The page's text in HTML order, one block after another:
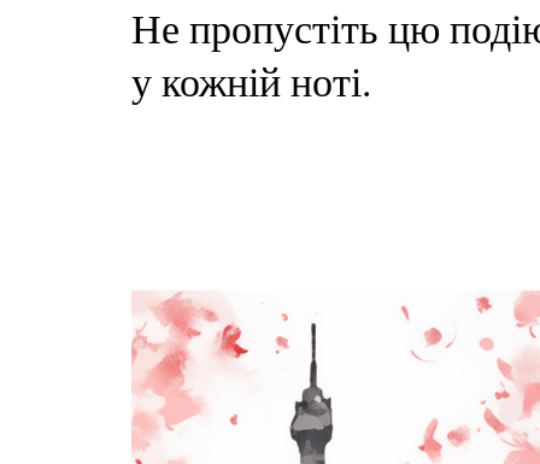
Не пропустіть цю
у кожній ноті.